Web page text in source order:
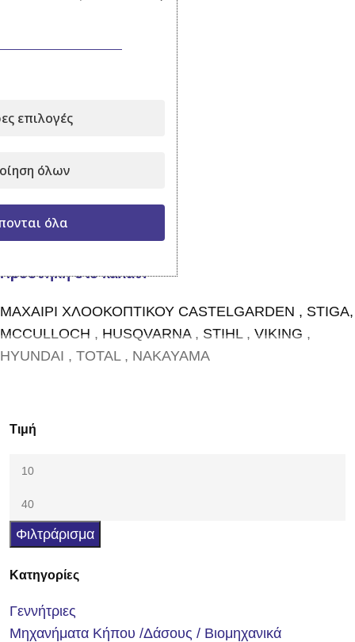
Τιμή
Φιλτράρισμα
Κατηγορίες
Γεννήτριες
Μηχανήματα Κήπου /Δάσους / Βιομηχανικά
ΜΑΧΑΙΡΙ ΧΛΟΟΚΟΠΤΙΚΟΥ CASTELGARDEN , STIGA,
MCCULLOCH , HUSQVARNA , STIHL , VIKING ,
HYUNDAI , TOTAL , NAKAYAMA
ΜΑΧΑΙΡΙ
CASTELGARDEN
Σε απόθεμα
Προσθήκη στο καλάθι
επιλογές
όλων
όλα